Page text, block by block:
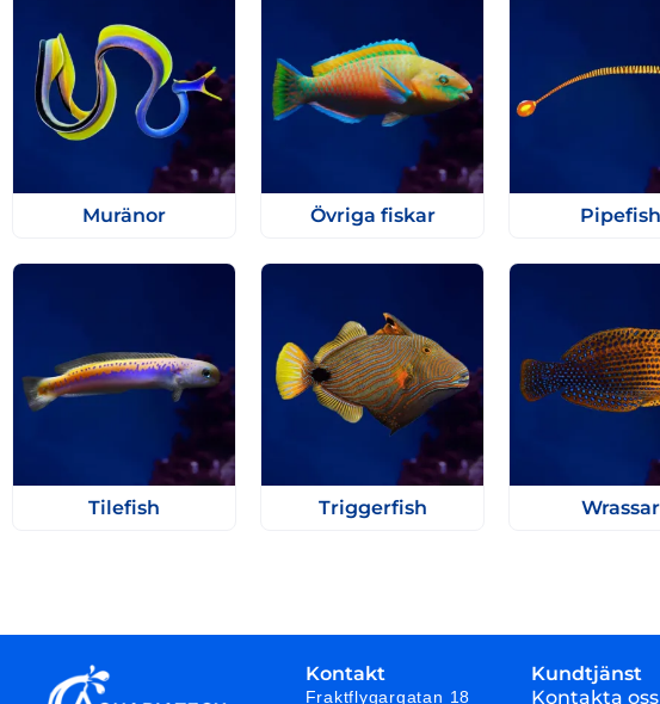
Muränor Övriga fiskar Pipefish
Tilefish Triggerfish Wrassar
Kontakt
Fraktflygargatan 18
Kundtjänst
Kontakta oss